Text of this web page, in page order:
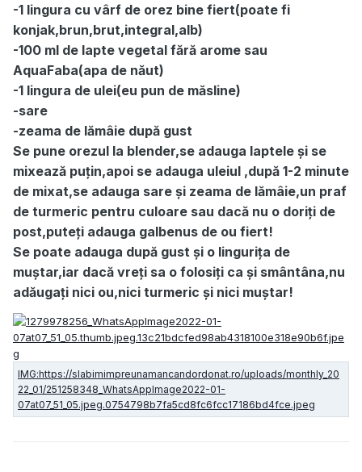
-1 lingura cu vârf de orez bine fiert(poate fi
konjak,brun,brut,integral,alb)
-100 ml de lapte vegetal fără arome sau
AquaFaba(apa de năut)
-1 lingura de ulei(eu pun de măsline)
-sare
-zeama de lămâie după gust
Se pune orezul la blender,se adauga laptele și se
mixează puțin,apoi se adauga uleiul ,după 1-2 minute
de mixat,se adauga sare și zeama de lămâie,un praf
de turmeric pentru culoare sau dacă nu o doriți de
post,puteți adauga galbenus de ou fiert!
Se poate adauga după gust și o lingurița de
muștar,iar dacă vreți sa o folosiți ca și smântâna,nu
adăugați nici ou,nici turmeric și nici muștar!